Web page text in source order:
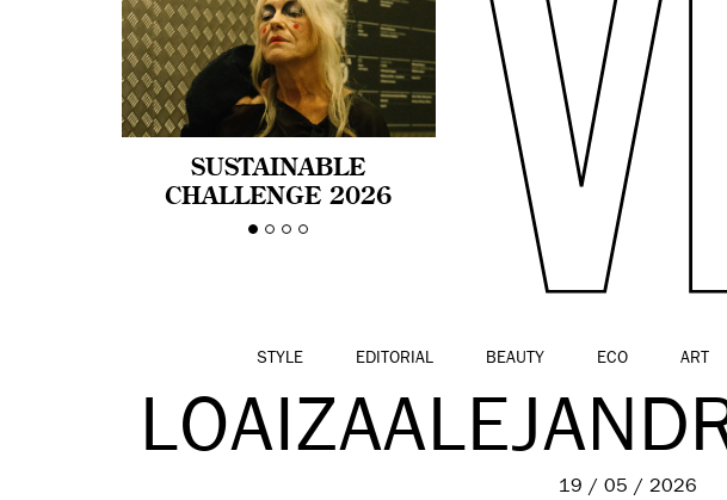
SUSTAINABLE
CHALLENGE 2026
CELEBRA LA
STYLE EDITORIAL BEAUTY ECO ART
19 / 05 / 2026